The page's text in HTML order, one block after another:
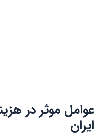
عوامل موثر در
ایران